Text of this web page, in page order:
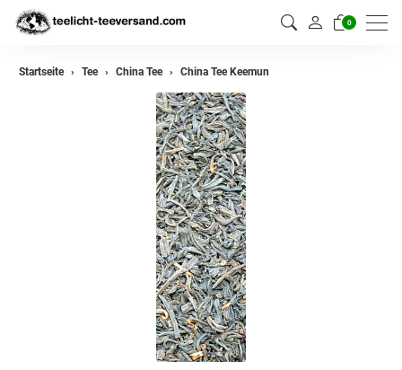
0
zurück
Startseite Tee China Tee China Tee Keemun